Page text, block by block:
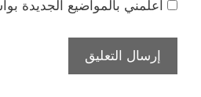
أعلمني بالمواضيع الجديدة